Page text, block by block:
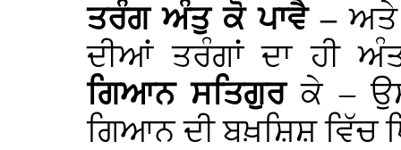
ਤਰੰਗ ਅੰਤੁ ਕੋ ਪਾਵੈ –ਅਤੇ
ਦੀਆਂ ਤਰੰਗਾਂ ਦਾ ਹੀ
ਗਿਆਨ ਸਤਿਗੁਰਕੇ –
ਗਿਆਨ ਦੀ ਬਖ਼ਸ਼ਿਸ਼ ਵਿੱਚ